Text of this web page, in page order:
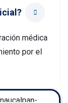
médica
por el